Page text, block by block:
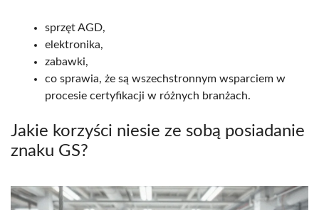
sprzęt AGD,
elektronika,
zabawki,
co sprawia, że są wszechstronnym wsparciem w
procesie certyfikacji w różnych branżach.
Jakie korzyści niesie ze sobą posiadanie
znaku GS?